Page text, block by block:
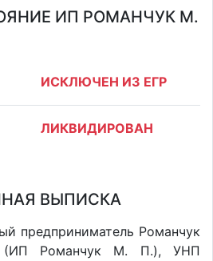
ИП РОМАНЧУК М.
ИСКЛЮЧЕН ИЗ ЕГР
ЛИКВИДИРОВАН
ВЫПИСКА
предприниматель Романчук
(ИП Романчук М. П.), УНП